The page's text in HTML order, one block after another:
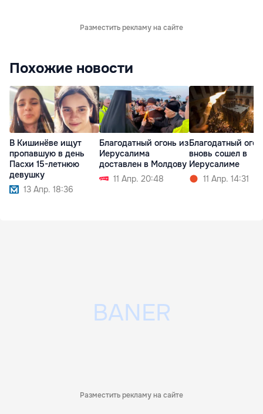
Разместить рекламу на сайте
Похожие новости
В Кишинёве ищут
пропавшую в день
Пасхи 15-летнюю
девушку
13 Апр. 18:36
Благодатный огонь из
Иерусалима
доставлен в Молдову
11 Апр. 20:48
Благодатный
вновь сошел в
Иерусалиме
11 Апр. 14:31
Разместить рекламу на сайте